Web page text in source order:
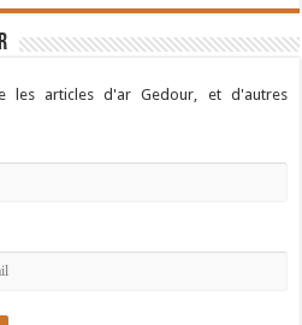
les articles d'ar Gedour, et d'autres